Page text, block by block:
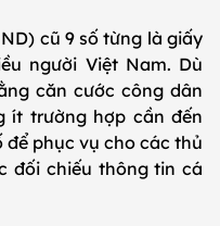
cũ 9 số từng là giấy
người Việt Nam. Dù
căn cước công dân
ít trường hợp cần đến
để phục vụ cho các thủ
đối chiếu thông tin cá